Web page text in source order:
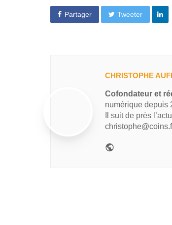
Partager Tweeter
CHRISTOPHE
Cofondateur et
numérique depuis
Il suit de près